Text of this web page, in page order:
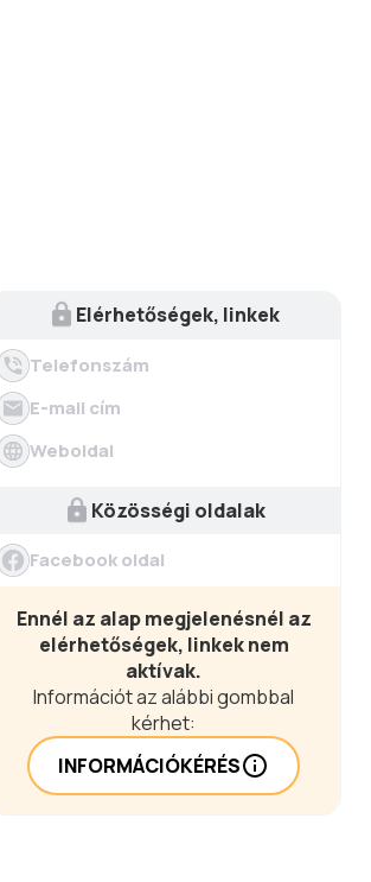
Elérhetőségek, linkek
Telefonszám
E-mail cím
Weboldal
Közösségi oldalak
Facebook oldal
Ennél az alap megjelenésnél az
elérhetőségek, linkek nem
aktívak.
Információt az alábbi gombbal
kérhet:
INFORMÁCIÓKÉRÉS